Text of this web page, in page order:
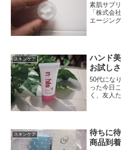
素肌サプ
「株式会
エージン
の発売が
スキンケア
ハンド
お試し
50代にな
った今日
く、友人
スキンケア
待ちに
商品到着